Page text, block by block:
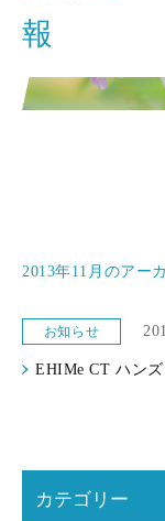
報
2013年11月のアー
お知らせ
EHIMe CT ハン
カテゴリー